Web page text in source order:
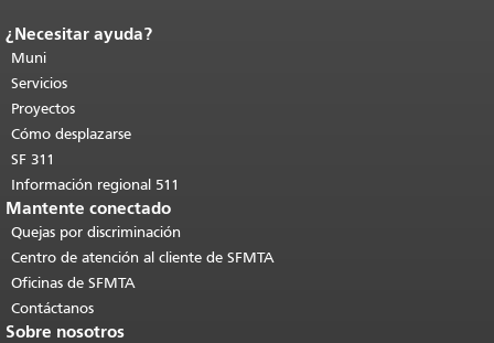
Fin del contenido de la página.
de esta página se repite en todas las
páginas.Volver al principio del
contenido principal
¿Necesitar ayuda?
Muni
Servicios
Proyectos
Cómo desplazarse
SF 311
Información regional 511
Mantente conectado
Quejas por discriminación
Centro de atención al cliente de SFMTA
Oficinas de SFMTA
Contáctanos
Sobre nosotros